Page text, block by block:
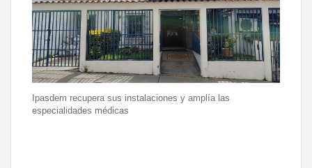
Ipasdem recupera sus instalaciones y amplía las
especialidades médicas